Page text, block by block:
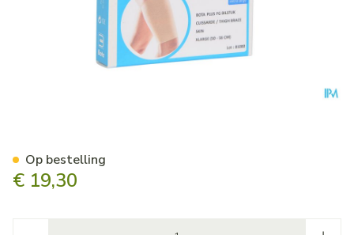
€ 19,30
Op bestelling